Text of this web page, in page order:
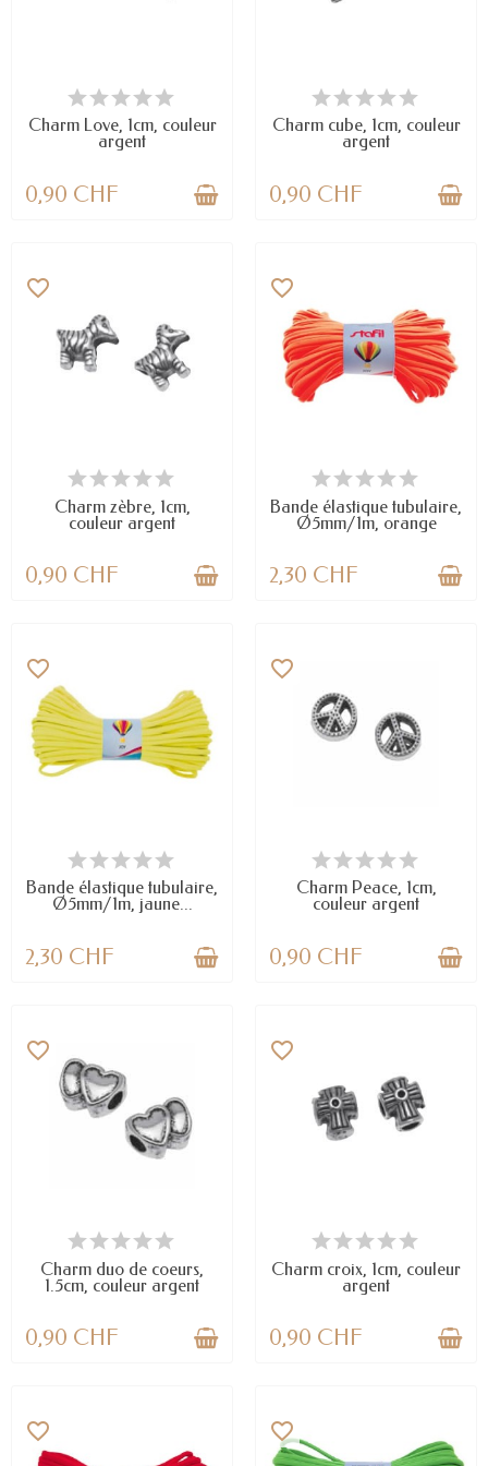
EN STOCK
Charm Love, 1cm, couleur
argent
0,90 CHF
EN STOCK
Charm cube, 1cm, couleur
argent
0,90 CHF
EN STOCK
favorite_border
Charm zèbre, 1cm,
couleur argent
0,90 CHF
EN STOCK
favorite_border
Bande élastique tubulaire,
Ø5mm/1m, orange
2,30 CHF
EN STOCK
favorite_border
Bande élastique tubulaire,
Ø5mm/1m, jaune...
2,30 CHF
DERNIERS ARTICLES EN STOCK
favorite_border
Charm Peace, 1cm,
couleur argent
0,90 CHF
EN STOCK
favorite_border
Charm duo de coeurs,
1.5cm, couleur argent
0,90 CHF
EN STOCK
favorite_border
Charm croix, 1cm, couleur
argent
0,90 CHF
favorite_border favorite_border